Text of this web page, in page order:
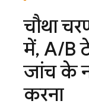
चौथा
में, A/B
जांच के
करना